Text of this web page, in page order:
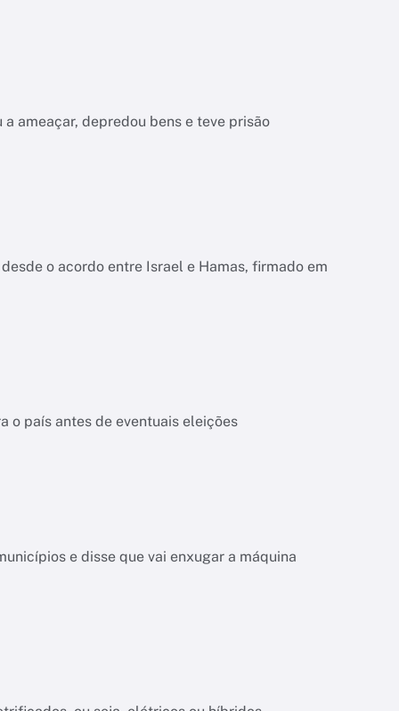
ameaçar, depredou bens e teve prisão
o acordo entre Israel e Hamas, firmado em
o país antes de eventuais eleições
e disse que vai enxugar a máquina